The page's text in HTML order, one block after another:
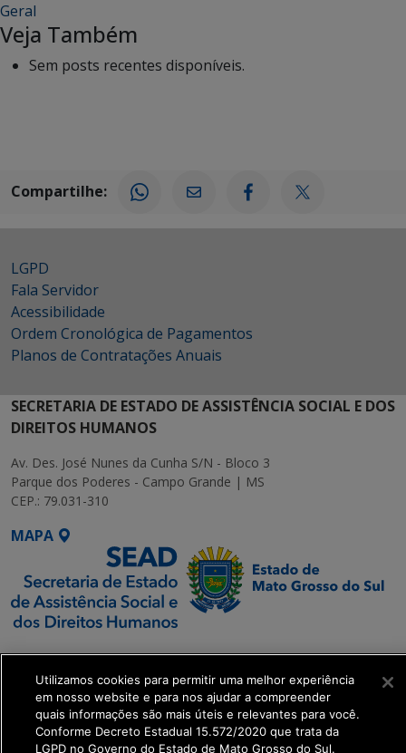
Geral
Veja Também
Sem posts recentes disponíveis.
Compartilhe:
LGPD
Fala Servidor
Acessibilidade
Ordem Cronológica de Pagamentos
Planos de Contratações Anuais
SECRETARIA DE ESTADO DE ASSISTÊNCIA SOCIAL E DOS
DIREITOS HUMANOS
Av. Des. José Nunes da Cunha S/N - Bloco 3
Parque dos Poderes - Campo Grande | MS
CEP.: 79.031-310
MAPA
SETDIG | Secretaria-
Executiva de
Transformação Digital
get_footer();
Utilizamos cookies para permitir uma melhor experiência
em nosso website e para nos ajudar a compreender
quais informações são mais úteis e relevantes para você.
Conforme Decreto Estadual 15.572/2020 que trata da
LGPD no Governo do Estado de Mato Grosso do Sul.